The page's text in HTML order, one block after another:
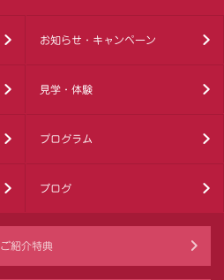
お知らせ・キャンペーン
見学・体験
プログラム
ブログ
ご紹介特典